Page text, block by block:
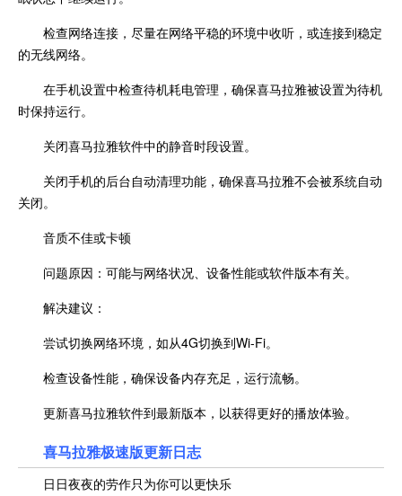
检查网络连接，尽量在网络平稳的环境中收听，或连接到稳定
的无线网络。
在手机设置中检查待机耗电管理，确保喜马拉雅被设置为待机
时保持运行。
关闭喜马拉雅软件中的静音时段设置。
关闭手机的后台自动清理功能，确保喜马拉雅不会被系统自动
关闭。
音质不佳或卡顿
问题原因：可能与网络状况、设备性能或软件版本有关。
解决建议：
尝试切换网络环境，如从4G切换到Wi-Fi。
检查设备性能，确保设备内存充足，运行流畅。
更新喜马拉雅软件到最新版本，以获得更好的播放体验。
喜马拉雅极速版更新日志
日日夜夜的劳作只为你可以更快乐